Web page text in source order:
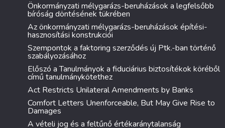
Önkormányzati mélygarázs-beruházások a legfelsőbb
bíróság döntésének tükrében
Az önkormányzati mélygarázs-beruházások építési-
hasznosítási konstrukciói
Szempontok a faktoring szerződés új Ptk.-ban történő
szabályozásához
Előszó a Tanulmányok a fiduciárius biztosítékok köréből
című tanulmánykötethez
Act Restricts Unilateral Amendments by Banks
Comfort Letters Unenforceable, But May Give Rise to
Damages
A vételi jog és a feltűnő értékaránytalanság